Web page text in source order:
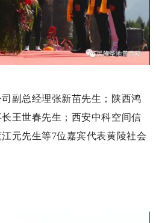
副总经理张新苗先生；陕西鸿
王世春先生；西安中科空间信
元先生等7位嘉宾代表黄陵社会